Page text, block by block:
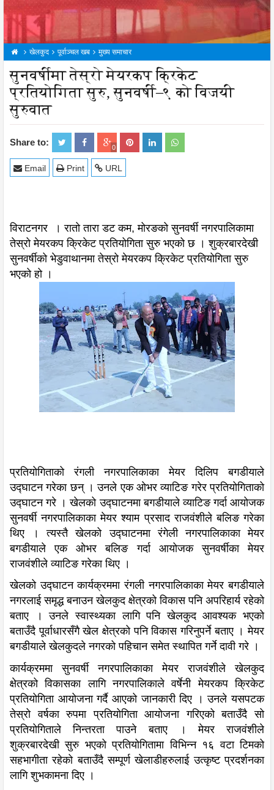
खेलकुद पूर्वाञ्चल खब मुख्य समाचार
सुनवर्षीमा तेस्रो मेयरकप क्रिकेट
प्रतियोगिता सुरु, सुनवर्षी–९ को विजयी
सुरुवात
Share to: 0
URL
Print
Email
विराटनगर । रातो तारा डट कम, मोरङको सुनवर्षी नगरपालिकामा
तेस्रो मेयरकप क्रिकेट प्रतियोगिता सुरु भएको छ । शुक्रबारदेखी
सुनवर्षीको भेडुवाथानमा तेस्रो मेयरकप क्रिकेट प्रतियोगिता सुरु
भएको हो ।
प्रतियोगिताको रंगली नगरपालिकाका मेयर दिलिप बगडीयाले
उद्घाटन गरेका छन् । उनले एक ओभर व्याटिङ गरेर प्रतियोगिताको
उद्घाटन गरे । खेलको उद्घाटनमा बगडीयाले व्याटिङ गर्दा आयोजक
सुनवर्षी नगरपालिकाका मेयर श्याम प्रसाद राजवंशीले बलिङ गरेका
थिए । त्यस्तै खेलको उद्घाटनमा रंगेली नगरपालिकाका मेयर
बगडीयाले एक ओभर बलिङ गर्दा आयोजक सुनवर्षीका मेयर
राजवंशीले व्याटिङ गरेका थिए ।
खेलको उद्घाटन कार्यक्रममा रंगली नगरपालिकाका मेयर बगडीयाले
नगरलाई समृद्ध बनाउन खेलकुद क्षेत्रको विकास पनि अपरिहार्य रहेको
बताए । उनले स्वास्थ्यका लागि पनि खेलकुद आवश्यक भएको
बताउँदै पूर्वाधारसँगै खेल क्षेत्रको पनि विकास गरिनुपर्ने बताए । मेयर
बगडीयाले खेलकुदले नगरको पहिचान समेत स्थापित गर्ने दावी गरे ।
कार्यक्रममा सुनवर्षी नगरपालिकाका मेयर राजवंशीले खेलकुद
क्षेत्रको विकासका लागि नगरपालिकाले वर्षेनी मेयरकप क्रिकेट
प्रतियोगिता आयोजना गर्दै आएको जानकारी दिए । उनले यसपटक
तेस्रो वर्षका रुपमा प्रतियोगिता आयोजना गरिएको बताउँदै सो
प्रतियोगिताले निन्तरता पाउने बताए । मेयर राजवंशीले
शुक्रबारदेखी सुरु भएको प्रतियोगितामा विभिन्न १६ वटा टिमको
सहभागीता रहेको बताउँदै सम्पूर्ण खेलाडीहरुलाई उत्कृष्ट प्रदर्शनका
लागि शुभकामना दिए ।